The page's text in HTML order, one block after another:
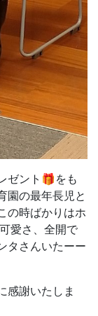
ゼント🎁をも
園の最年長児と
の時ばかりはホ
愛さ、全開で
タさんいたーー
感謝いたしま